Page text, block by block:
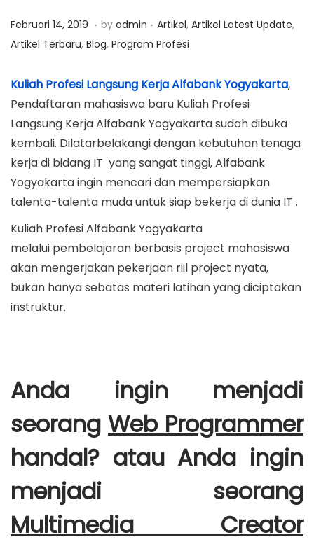
n
P
o
t
e
d
o
n
Februari 14, 2019 O
k
o
b
e
r
2
2
,
. by admin . P
o
t
e
d
i
n
Artikel, Artikel Latest Update,
Artikel Terbaru, Blog, Program Profesi
Kuliah Profesi Langsung Kerja Alfabank Yogyakarta,
Pendaftaran mahasiswa baru Kuliah Profesi
Langsung Kerja Alfabank Yogyakarta sudah dibuka
kembali. Dilatarbelakangi dengan kebutuhan tenaga
kerja di bidang IT yang sangat tinggi, Alfabank
Yogyakarta ingin mencari dan mempersiapkan
talenta-talenta muda untuk siap bekerja di dunia IT .
Kuliah Profesi Alfabank Yogyakarta
melalui pembelajaran berbasis project mahasiswa
akan mengerjakan pekerjaan riil project nyata,
bukan hanya sebatas materi latihan yang diciptakan
instruktur.
Anda ingin menjadi
seorang Web Programmer
handal? atau Anda ingin
menjadi seorang
Multimedia Creator